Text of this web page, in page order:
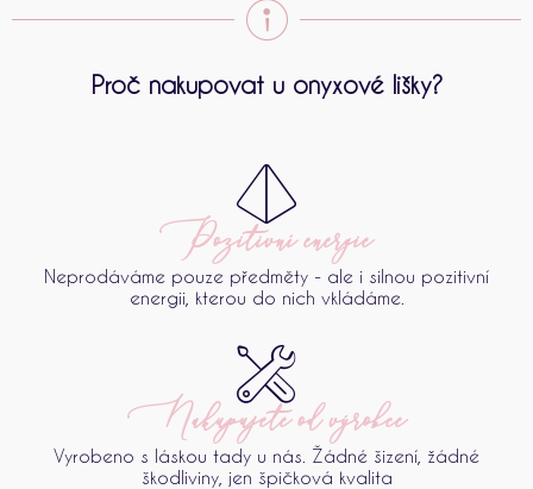
Proč nakupovat u onyxové lišky?
Pozitivní energie
Neprodáváme pouze předměty - ale i silnou pozitivní
energii, kterou do nich vkládáme.
Nakupujete od výrobce
Vyrobeno s láskou tady u nás. Žádné šizení, žádné
škodliviny, jen špičková kvalita